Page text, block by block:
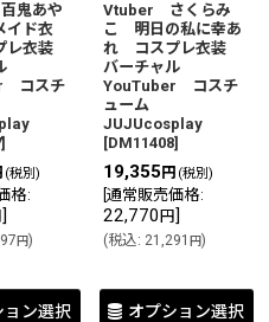
鬼あや
ド衣
レ衣装
コスチ
]
(税別)
格:
]
円)
ョン選択
Vtuber さくらみ
こ 明日の私に幸あ
れ コスプレ衣装
バーチャル
YouTuber コスチ
ューム
JUJUcosplay
[DM11408]
19,355 円 (税別)
通常販売価格:
22,770 円]
(税込: 21,291 円)
オプション選択